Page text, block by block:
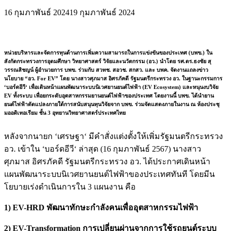
16 กุมภาพันธ์ 202419 กุมภาพันธ์ 2024
หน่วยบริหารและจัดการทุนด้านการเพิ่มความสามารถในการแข่งขันของประเทศ (บพข.) ใน
สังกัดกระทรวงการอุดมศึกษา วิทยาศาสตร์ วิจัยและนวัตกรรม (อว.) นำโดย รศ.ดร.ธงชัย สุ
วรรณสิชญน์ ผู้อำนวยการ บพข. ร่วมกับ สวทช. สอวช. สกสว. และ บพค. จัดงานแถลงข่าว
นโยบาย “อว. For EV” โดย นางสาวศุภมาส อิศรภัคดี รัฐมนตรีกระทรวง อว. ในฐานะกรรมการ
‘บอร์ดอีวี‘ เพื่อเดินหน้าแผนพัฒนาระบบนิเวศยานยนต์ไฟฟ้า (EV Ecosystem) และหนุนงบวิจัย
EV ทั้งระบบ เพื่อยกระดับอุตสาหกรรมยานยนต์ไฟฟ้าของประเทศ โดยงานนี้ บพข. ได้นำยาน
ยนต์ไฟฟ้าดัดแปลงภายใต้การสนับสนุนทุนวิจัยจาก บพข. ร่วมจัดแสดงภายในงาน ณ ห้องประชุ
มออดิเทอเรียม ชั้น 3 อุทยานวิทยาศาสตร์ประเทศไทย
หลังจากนายก ‘เศรษฐา‘ มีคำสั่งแต่งตั้งให้เพิ่มรัฐมนตรีกระทรวง
อว. เข้าใน ‘บอร์ดอีวี‘ ล่าสุด (16 กุมภาพันธ์ 2567) นางสาว
ศุภมาส อิศรภัคดี รัฐมนตรีกระทรวง อว. ได้ประกาศเดินหน้า
แผนพัฒนาระบบนิเวศยานยนต์ไฟฟ้าของประเทศทันที โดยมีน
โยบายเร่งดำเนินการใน 3 แผนงาน คือ
1) EV-HRD พัฒนาทักษะกำลังคนเพื่ออุตสาหกรรมไฟฟ้า
2) EV-Transformation การเปลี่ยนผ่านจากการใช้รถยนต์ระบบ